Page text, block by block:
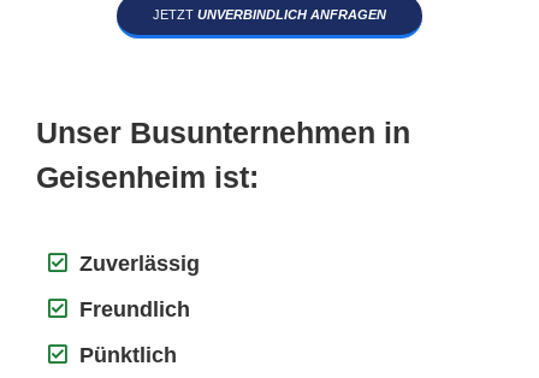
JETZT UNVERBINDLICH ANFRAGEN
Unser Busunternehmen in
Geisenheim ist:
Zuverlässig
Freundlich
Pünktlich